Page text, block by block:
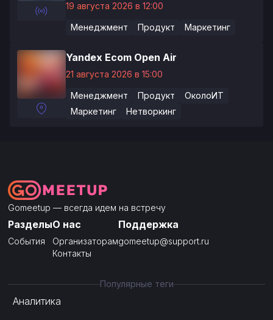
19 августа 2026 в 12:00
Менеджмент Продукт Маркетинг
Yandex Ecom Open Air
21 августа 2026 в 15:00
Менеджмент Продукт
ОколоИТ
Маркетинг
Нетворкинг
Gomeetup — всегда идем на встречу
Разделы
События
О нас
Организаторам
Контакты
Поддержка
gomeetup@support.ru
Популярные теги
Аналитика